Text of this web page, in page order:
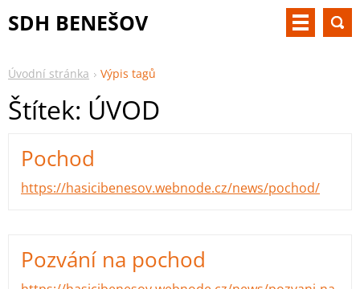
SDH BENEŠOV
Úvodní stránka Výpis tagů
Štítek: ÚVOD
Pochod
https://hasicibenesov.webnode.cz/news/pochod/
Pozvání na pochod